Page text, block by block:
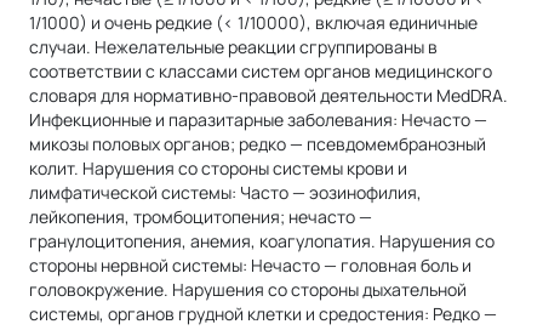
1/1000) и очень редкие (< 1/10000), включая единичные
случаи. Нежелательные реакции сгруппированы в
соответствии с классами систем органов медицинского
словаря для нормативно-правовой деятельности MedDRA.
Инфекционные и паразитарные заболевания: Нечасто —
микозы половых органов; редко — псевдомембранозный
колит. Нарушения со стороны системы крови и
лимфатической системы: Часто — эозинофилия,
лейкопения, тромбоцитопения; нечасто —
гранулоцитопения, анемия, коагулопатия. Нарушения со
стороны нервной системы: Нечасто — головная боль и
головокружение. Нарушения со стороны дыхательной
системы, органов грудной клетки и средостения: Редко —